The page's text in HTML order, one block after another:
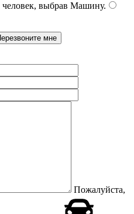
выбрав Машину.
Пожалуйста,